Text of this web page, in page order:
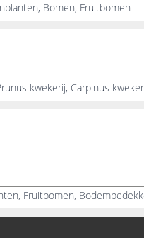
Bomen, Fruitbomen